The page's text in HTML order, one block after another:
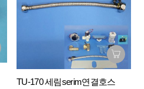
TU-170 세림serim연결호스